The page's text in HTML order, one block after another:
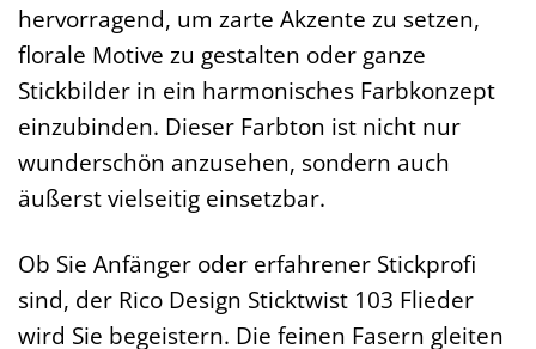
hervorragend, um zarte Akzente zu setzen,
florale Motive zu gestalten oder ganze
Stickbilder in ein harmonisches Farbkonzept
einzubinden. Dieser Farbton ist nicht nur
wunderschön anzusehen, sondern auch
äußerst vielseitig einsetzbar.
Ob Sie Anfänger oder erfahrener Stickprofi
sind, der Rico Design Sticktwist 103 Flieder
wird Sie begeistern. Die feinen Fasern gleiten